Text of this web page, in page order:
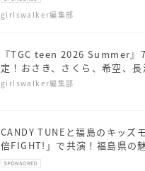
girlswalker編集部
『TGC teen 2026 Summer』
定！おさき、さくら、希空、
girlswalker編集部
CANDY TUNEと福島のキッズ
倍FIGHT!」で共演！福島県の
──